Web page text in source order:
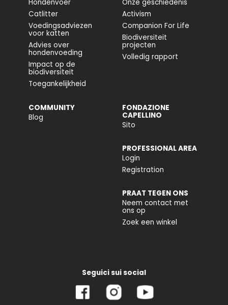
Hondenvoer
Catlitter
Voedingsadviezen
voor katten
Advies over
hondenvoeding
Impact op de
biodiversiteit
Toegankelijkheid
Onze geschiedenis
Activism
Companion For Life
Biodiversiteit
projecten
Volledig rapport
COMMUNITY
Blog
FONDAZIONE
CAPELLINO
Sito
PROFESSIONAL AREA
Login
Registration
PRAAT TEGEN ONS
Neem contact met
ons op
Zoek een winkel
Seguici sui social